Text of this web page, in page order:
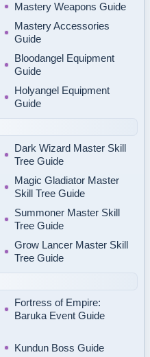
Mastery Weapons Guide
Mastery Accessories
Guide
Bloodangel Equipment
Guide
Holyangel Equipment
Guide
Dark Wizard Master Skill
Tree Guide
Magic Gladiator Master
Skill Tree Guide
Summoner Master Skill
Tree Guide
Grow Lancer Master Skill
Tree Guide
Fortress of Empire:
Baruka Event Guide
Kundun Boss Guide